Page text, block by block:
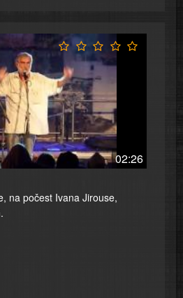
02:26
na počest Ivana Jirouse,